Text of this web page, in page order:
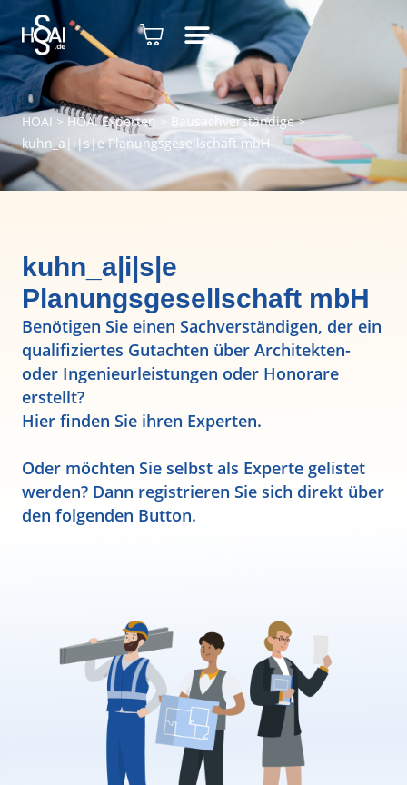
HOAI > HOAI Experten> Bausachverständige>
kuhn_a|i|s|e Planungsgesellschaft mbH
kuhn_a|i|s|e
Planungsgesellschaft mbH
Benötigen Sie einen Sachverständigen, der ein
qualifiziertes Gutachten über Architekten-
oder Ingenieurleistungen oder Honorare
erstellt?
Hier finden Sie ihren Experten.
Oder möchten Sie selbst als Experte gelistet
werden? Dann registrieren Sie sich direkt über
den folgenden Button.